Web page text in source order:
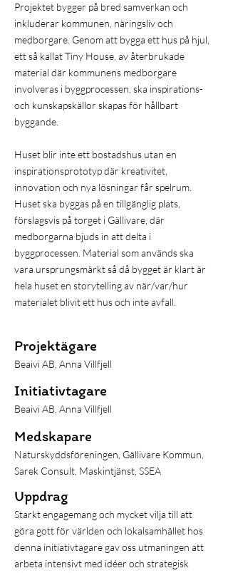
Projektet bygger på bred samverkan och
inkluderar kommunen, näringsliv och
medborgare. Genom att bygga ett hus på hjul,
ett så kallat Tiny House, av återbrukade
material där kommunens medborgare
involveras i byggprocessen, ska inspirations-
och kunskapskällor skapas för hållbart
byggande.
Huset blir inte ett bostadshus utan en
inspirationsprototyp där kreativitet,
innovation och nya lösningar får spelrum.
Huset ska byggas på en tillgänglig plats,
förslagsvis på torget i Gällivare, där
medborgarna bjuds in att delta i
byggprocessen. Material som används ska
vara ursprungsmärkt så då bygget är klart är
hela huset en storytelling av när/var/hur
materialet blivit ett hus och inte avfall.
Projektägare
Beaivi AB, Anna Villfjell
Initiativtagare
Beaivi AB, Anna Villfjell
Medskapare
Naturskyddsföreningen, Gällivare Kommun,
Sarek Consult, Maskintjänst, SSEA
Uppdrag
Starkt engagemang och mycket vilja till att
göra gott för världen och lokalsamhället hos
denna initiativtagare gav oss utmaningen att
arbeta intensivt med idéer och strategisk